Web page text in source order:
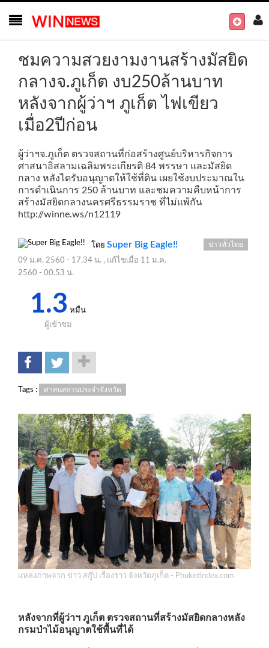
ชมความสวยงามงานสร้างมัสยิด
กลางจ.ภูเก็ต งบ250ล้านบาท
หลังจากผู้ว่าฯ ภูเก็ต ไฟเขียว
เมื่อ2ปีก่อน
ผู้ว่าฯจ.ภูเก็ต ตรวจสถานที่ก่อสร้างศูนย์บริหารกิจการ
ศาสนาอิสลามเฉลิมพระเกียรติ 84 พรรษา และมัสยิด
กลาง หลังไดรับอนุญาตให้ใช้ที่ดิน เผยใช้งบประมาณใน
การดำเนินการ 250 ล้านบาท และชมความคืบหน้าการ
สร้างมัสยิดกลางนครศรีธรรมราช ที่ไม่แพ้กัน
http://winne.ws/n12119
โดย Super Big Eagle!!
09 ม.ค. 2560 - 17.34 น. , แก้ไขเมื่อ 11 ม.ค.
2560 - 00.53 น.
ข่าวทั่วไทย
1.3 หมื่น
ผู้เข้าชม
Tags : ศาสนสถานประจำจังหวัด
แหล่งภาพจาก ข่าว สกู๊ป เรื่องราว จังหวัดภูเก็ต - Phuketindex.com
หลังจากที่ผู้ว่าฯ ภูเก็ต ตรวจสถานที่สร้างมัสยิดกลางหลัง
กรมป่าไม้อนุญาตใช้พื้นที่ได้